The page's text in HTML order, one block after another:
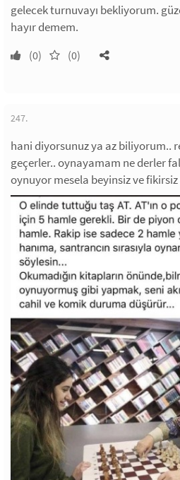
gelecek turnuvayı bekliyorum.
hayır demem.
(0) (0)
247.
hani diyorsunuz ya az biliyorum..
geçerler.. oynayamam ne derler
oynuyor mesela beyinsiz ve